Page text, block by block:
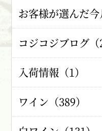
お客様が選んだ今
コジコジブログ（
入荷情報（1）
ワイン（389）